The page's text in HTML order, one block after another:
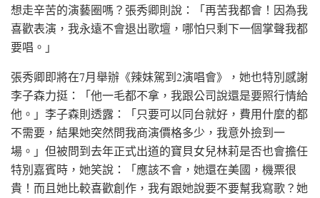
想走辛苦的演藝圈嗎？張秀卿則說：「再苦我都會！因為我
喜歡表演，我永遠不會退出歌壇，哪怕只剩下一個掌聲我都
要唱。」
張秀卿即將在7月舉辦《辣妹駕到2演唱會》，她也特別感謝
李子森力挺：「他一毛都不拿，我跟公司說還是要照行情給
他。」李子森則透露：「只要可以同台就好，費用什麼的都
不需要，結果她突然問我商演價格多少，我意外撿到一
場。」但被問到去年正式出道的寶貝女兒林莉是否也會擔任
特別嘉賓時，她笑說：「應該不會，她還在美國，機票很
貴！而且她比較喜歡創作，我有跟她說要不要幫我寫歌？她